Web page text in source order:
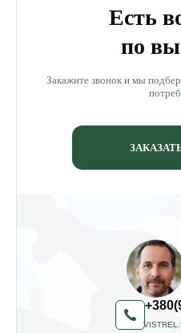
Есть
по
Закажите звонок и мы